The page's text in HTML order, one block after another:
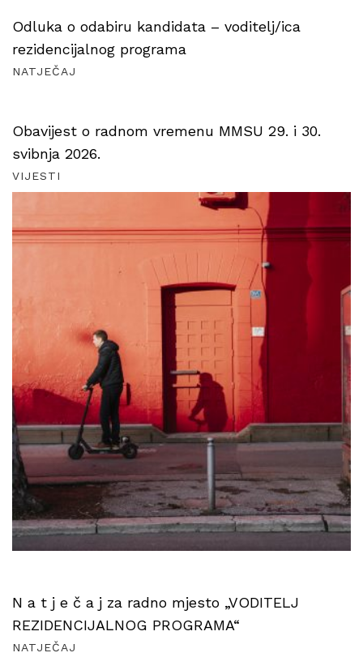
Odluka o odabiru kandidata – voditelj/ica
rezidencijalnog programa
NATJEČAJ
Obavijest o radnom vremenu MMSU 29. i 30.
svibnja 2026.
VIJESTI
N a t j e č a j za radno mjesto „VODITELJ
REZIDENCIJALNOG PROGRAMA“
NATJEČAJ